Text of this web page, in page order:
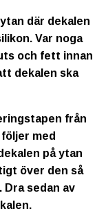
där dekalen
Var noga
och fett innan
dekalen ska
från
med
på ytan
över den så
sedan av